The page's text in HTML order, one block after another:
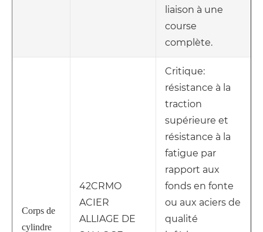
liaison à une
course
complète.
Corps de
cylindre
42CRMO
ACIER
ALLIAGE DE
Critique:
résistance à la
traction
supérieure et
résistance à la
fatigue par
rapport aux
fonds en fonte
ou aux aciers de
qualité